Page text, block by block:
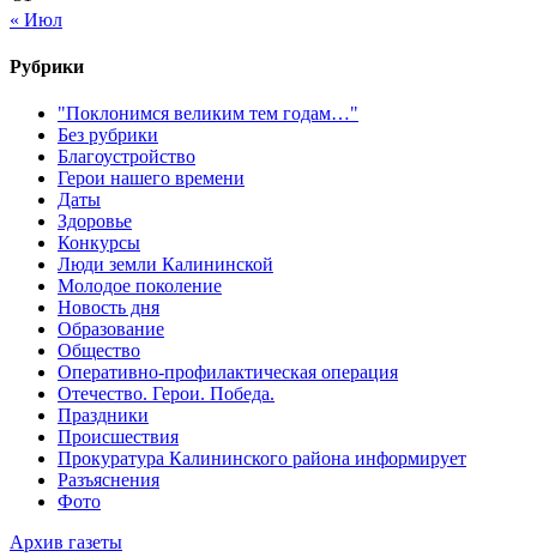
« Июл
Рубрики
"Поклонимся великим тем годам…"
Без рубрики
Благоустройство
Герои нашего времени
Даты
Здоровье
Конкурсы
Люди земли Калининской
Молодое поколение
Новость дня
Образование
Общество
Оперативно-профилактическая операция
Отечество. Герои. Победа.
Праздники
Происшествия
Прокуратура Калининского района информирует
Разъяснения
Фото
Архив газеты